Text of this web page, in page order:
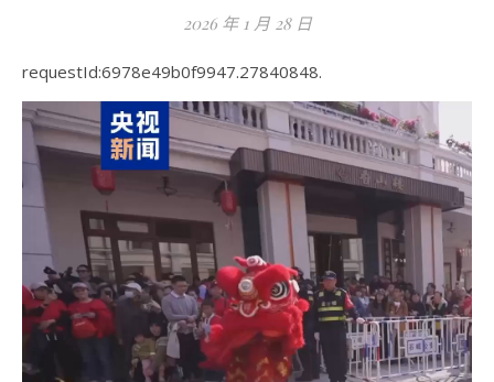
2026 年 1 月 28 日
requestId:6978e49b0f9947.27840848.